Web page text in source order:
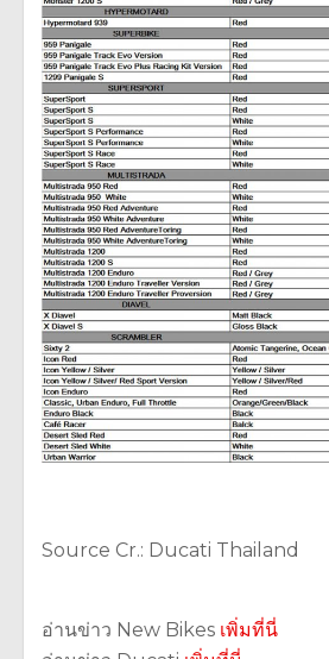
Source Cr.: Ducati Thailand
อ่านข่าว New Bikes เพิ่มที่นี่